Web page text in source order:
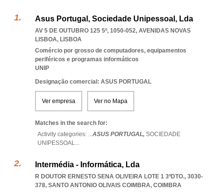
Asus Portugal, Sociedade Unipessoal, Lda
AV 5 DE OUTUBRO 125 5º, 1050-052, AVENIDAS NOVAS
LISBOA, LISBOA
Comércio por grosso de computadores, equipamentos
periféricos e programas informáticos
UNIP
Designação comercial: ASUS PORTUGAL
Ver empresa Ver no Mapa
Matches in the search for:
Activity categories: ...ASUS PORTUGAL, SOCIEDADE
UNIPESSOAL...
Intermédia - Informática, Lda
R DOUTOR ERNESTO SENA OLIVEIRA LOTE 1 3ºDTO., 3030-
378, SANTO ANTONIO OLIVAIS COIMBRA, COIMBRA